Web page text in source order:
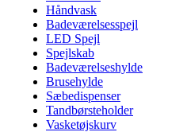
Håndvask
Badeværelsesspejl
LED Spejl
Spejlskab
Badeværelseshylde
Brusehylde
Sæbedispenser
Tandbørsteholder
Vasketøjskurv